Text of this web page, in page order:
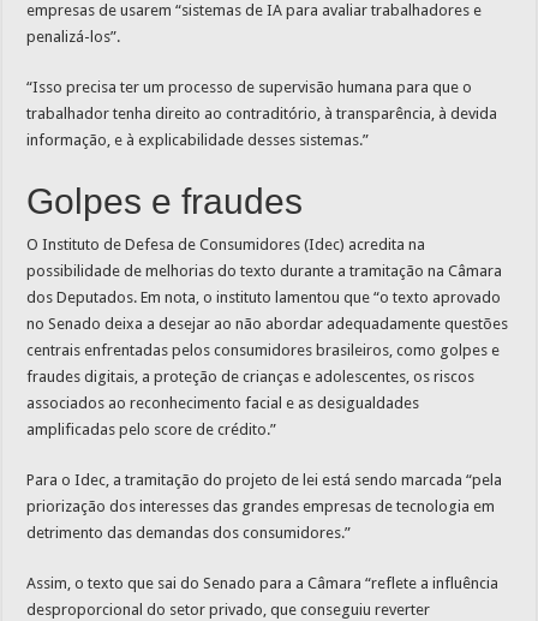
empresas de usarem “sistemas de IA para avaliar trabalhadores e
penalizá-los”.
“Isso precisa ter um processo de supervisão humana para que o
trabalhador tenha direito ao contraditório, à transparência, à devida
informação, e à explicabilidade desses sistemas.”
Golpes e fraudes
O Instituto de Defesa de Consumidores (Idec) acredita na
possibilidade de melhorias do texto durante a tramitação na Câmara
dos Deputados. Em nota, o instituto lamentou que “o texto aprovado
no Senado deixa a desejar ao não abordar adequadamente questões
centrais enfrentadas pelos consumidores brasileiros, como golpes e
fraudes digitais, a proteção de crianças e adolescentes, os riscos
associados ao reconhecimento facial e as desigualdades
amplificadas pelo score de crédito.”
Para o Idec, a tramitação do projeto de lei está sendo marcada “pela
priorização dos interesses das grandes empresas de tecnologia em
detrimento das demandas dos consumidores.”
Assim, o texto que sai do Senado para a Câmara “reflete a influência
desproporcional do setor privado, que conseguiu reverter